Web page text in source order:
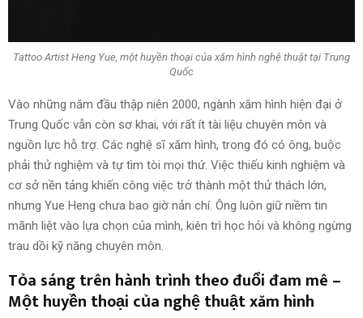
Tattoo Artist Heng Yue, một huyền thoại của xăm hình nghệ thuật tại Trung
Quốc
Vào những năm đầu thập niên 2000, ngành xăm hình hiện đại ở
Trung Quốc vẫn còn sơ khai, với rất ít tài liệu chuyên môn và
nguồn lực hỗ trợ. Các nghệ sĩ xăm hình, trong đó có ông, buộc
phải thử nghiệm và tự tìm tòi mọi thứ. Việc thiếu kinh nghiệm và
cơ sở nền tảng khiến công việc trở thành một thử thách lớn,
nhưng Yue Heng chưa bao giờ nản chí. Ông luôn giữ niềm tin
mãnh liệt vào lựa chọn của mình, kiên trì học hỏi và không ngừng
trau dồi kỹ năng chuyên môn.
Tỏa sáng trên hành trình theo đuổi đam mê –
Một huyền thoại của nghệ thuật xăm hình